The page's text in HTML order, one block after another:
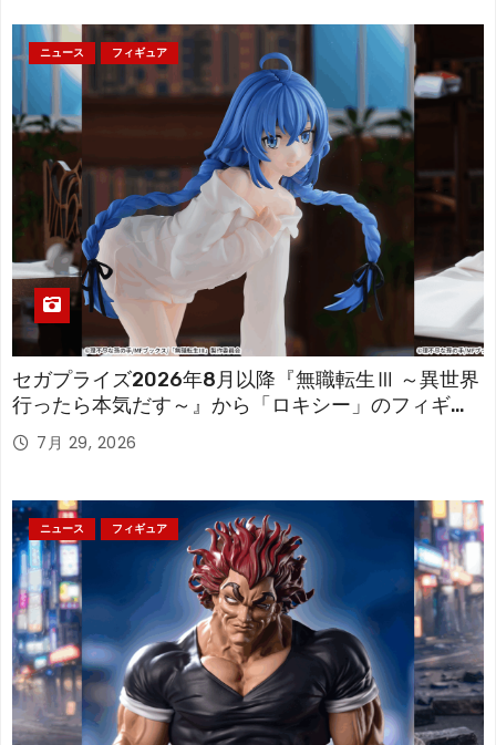
ニュース フィギュア
セガプライズ2026年8月以降『無職転生Ⅲ ～異世界
行ったら本気だす～』から「ロキシー」のフィギュ
アが登場！
7月 29, 2026
ニュース フィギュア